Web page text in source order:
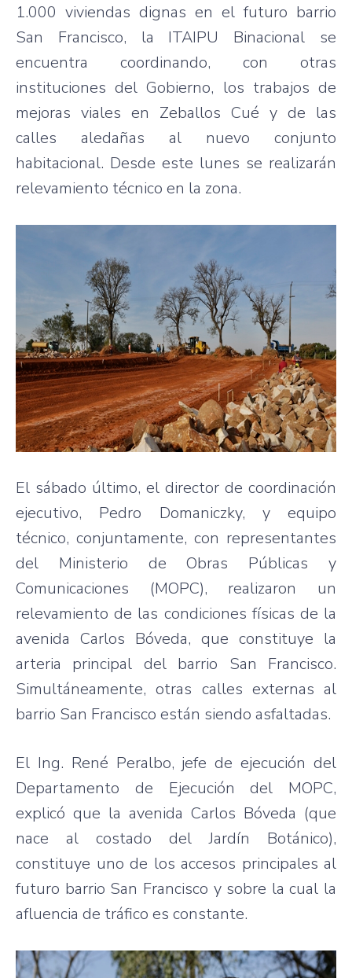
1.000 viviendas dignas en el futuro barrio
San Francisco, la ITAIPU Binacional se
encuentra coordinando, con otras
instituciones del Gobierno, los trabajos de
mejoras viales en Zeballos Cué y de las
calles aledañas al nuevo conjunto
habitacional. Desde este lunes se realizarán
relevamiento técnico en la zona.
El sábado último, el director de coordinación
ejecutivo, Pedro Domaniczky, y equipo
técnico, conjuntamente, con representantes
del Ministerio de Obras Públicas y
Comunicaciones (MOPC), realizaron un
relevamiento de las condiciones físicas de la
avenida Carlos Bóveda, que constituye la
arteria principal del barrio San Francisco.
Simultáneamente, otras calles externas al
barrio San Francisco están siendo asfaltadas.
El Ing. René Peralbo, jefe de ejecución del
Departamento de Ejecución del MOPC,
explicó que la avenida Carlos Bóveda (que
nace al costado del Jardín Botánico),
constituye uno de los accesos principales al
futuro barrio San Francisco y sobre la cual la
afluencia de tráfico es constante.